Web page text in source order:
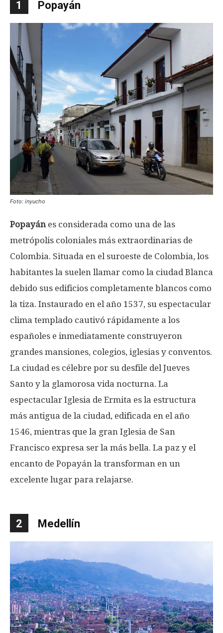
1 Popayán
Foto: inyucho
Popayán es considerada como una de las
metrópolis coloniales más extraordinarias de
Colombia. Situada en el suroeste de Colombia, los
habitantes la suelen llamar como la ciudad Blanca
debido sus edificios completamente blancos como
la tiza. Instaurado en el año 1537, su espectacular
clima templado cautivó rápidamente a los
españoles e inmediatamente construyeron
grandes mansiones, colegios, iglesias y conventos.
La ciudad es célebre por su desfile del Jueves
Santo y la glamorosa vida nocturna. La
espectacular Iglesia de Ermita es la estructura
más antigua de la ciudad, edificada en el año
1546, mientras que la gran Iglesia de San
Francisco expresa ser la más bella. La paz y el
encanto de Popayán la transforman en un
excelente lugar para relajarse.
2 Medellín